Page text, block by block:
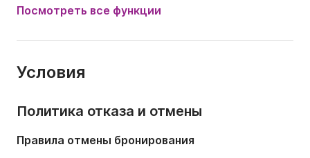
Вместимость на борту:
Посмотреть все функции
Условия
Политика отказа и отмены
Правила отмены бронирования